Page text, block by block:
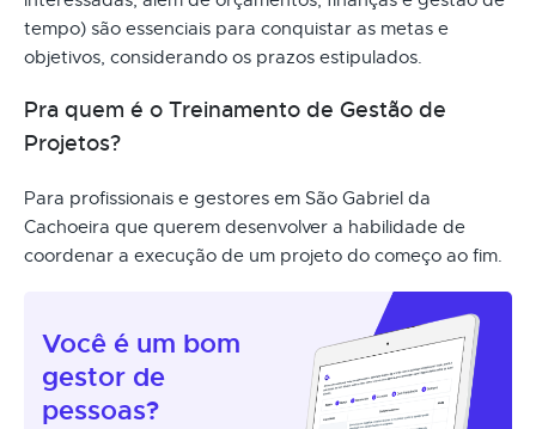
tempo) são essenciais para conquistar as metas e
objetivos, considerando os prazos estipulados.
Pra quem é o Treinamento de Gestão de
Projetos?
Para profissionais e gestores em São Gabriel da
Cachoeira que querem desenvolver a habilidade de
coordenar a execução de um projeto do começo ao fim.
Você é um bom
gestor de
pessoas?